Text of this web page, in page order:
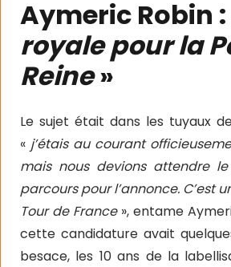
Aymeric Robin :
royale pour la
Reine»
Le sujet était dans les tuyaux
« j’étais au courant
mais nous devions attendre
parcours pour l’annonce. C’est
Tour de France», entame
cette candidature avait
besace, les 10 ans de la